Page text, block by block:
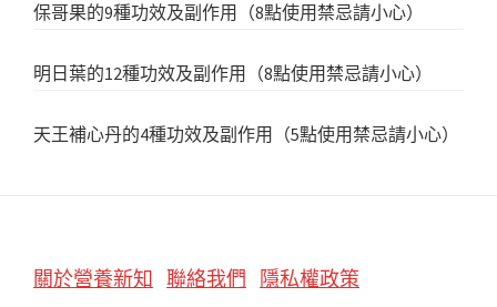
保哥果的9種功效及副作用（8點使用禁忌請小心）
明日葉的12種功效及副作用（8點使用禁忌請小心）
天王補心丹的4種功效及副作用（5點使用禁忌請小心）
Footer
關於營養新知 聯絡我們 隱私權政策